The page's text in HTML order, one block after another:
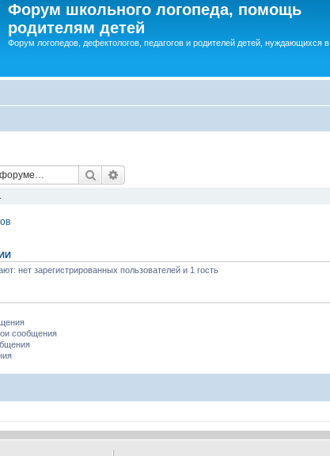
Форум школьного логопеда, помощь
родителям детей
Форум логопедов, дефектологов, педагогов и родителей детей, нуждающихся в
Поиск
нет зарегистрированных пользователей и 1 гость
сообщения